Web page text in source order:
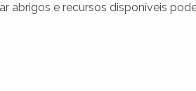
abrigos e recursos disponíveis